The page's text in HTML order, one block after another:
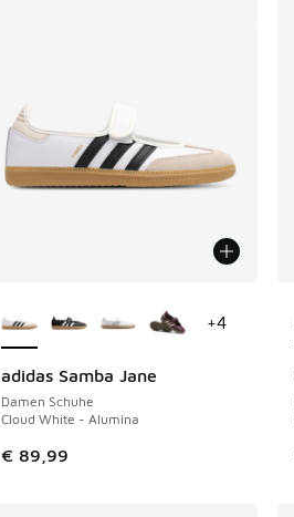
adidas Samba Jane
Damen Schuhe
Cloud White - Alumina
€ 89,99
+4